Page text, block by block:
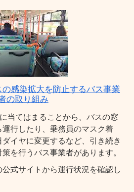
感染拡大を防止するバス事業
の取り組み
当てはまることから、バスの窓
行したり、乗務員のマスク着
イヤに変更するなど、引き続き
を行うバス事業者があります。
式サイトから運行状況を確認し